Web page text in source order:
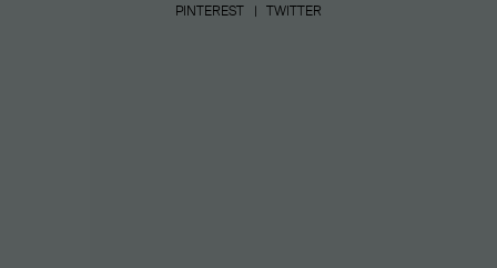
PINTEREST
TWITTER